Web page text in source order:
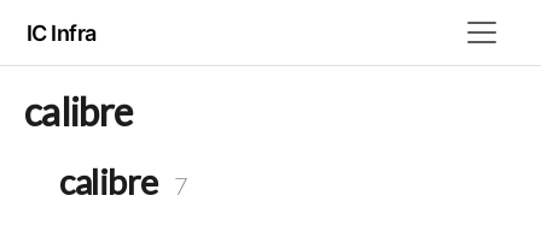
IC Infra
calibre
calibre 7